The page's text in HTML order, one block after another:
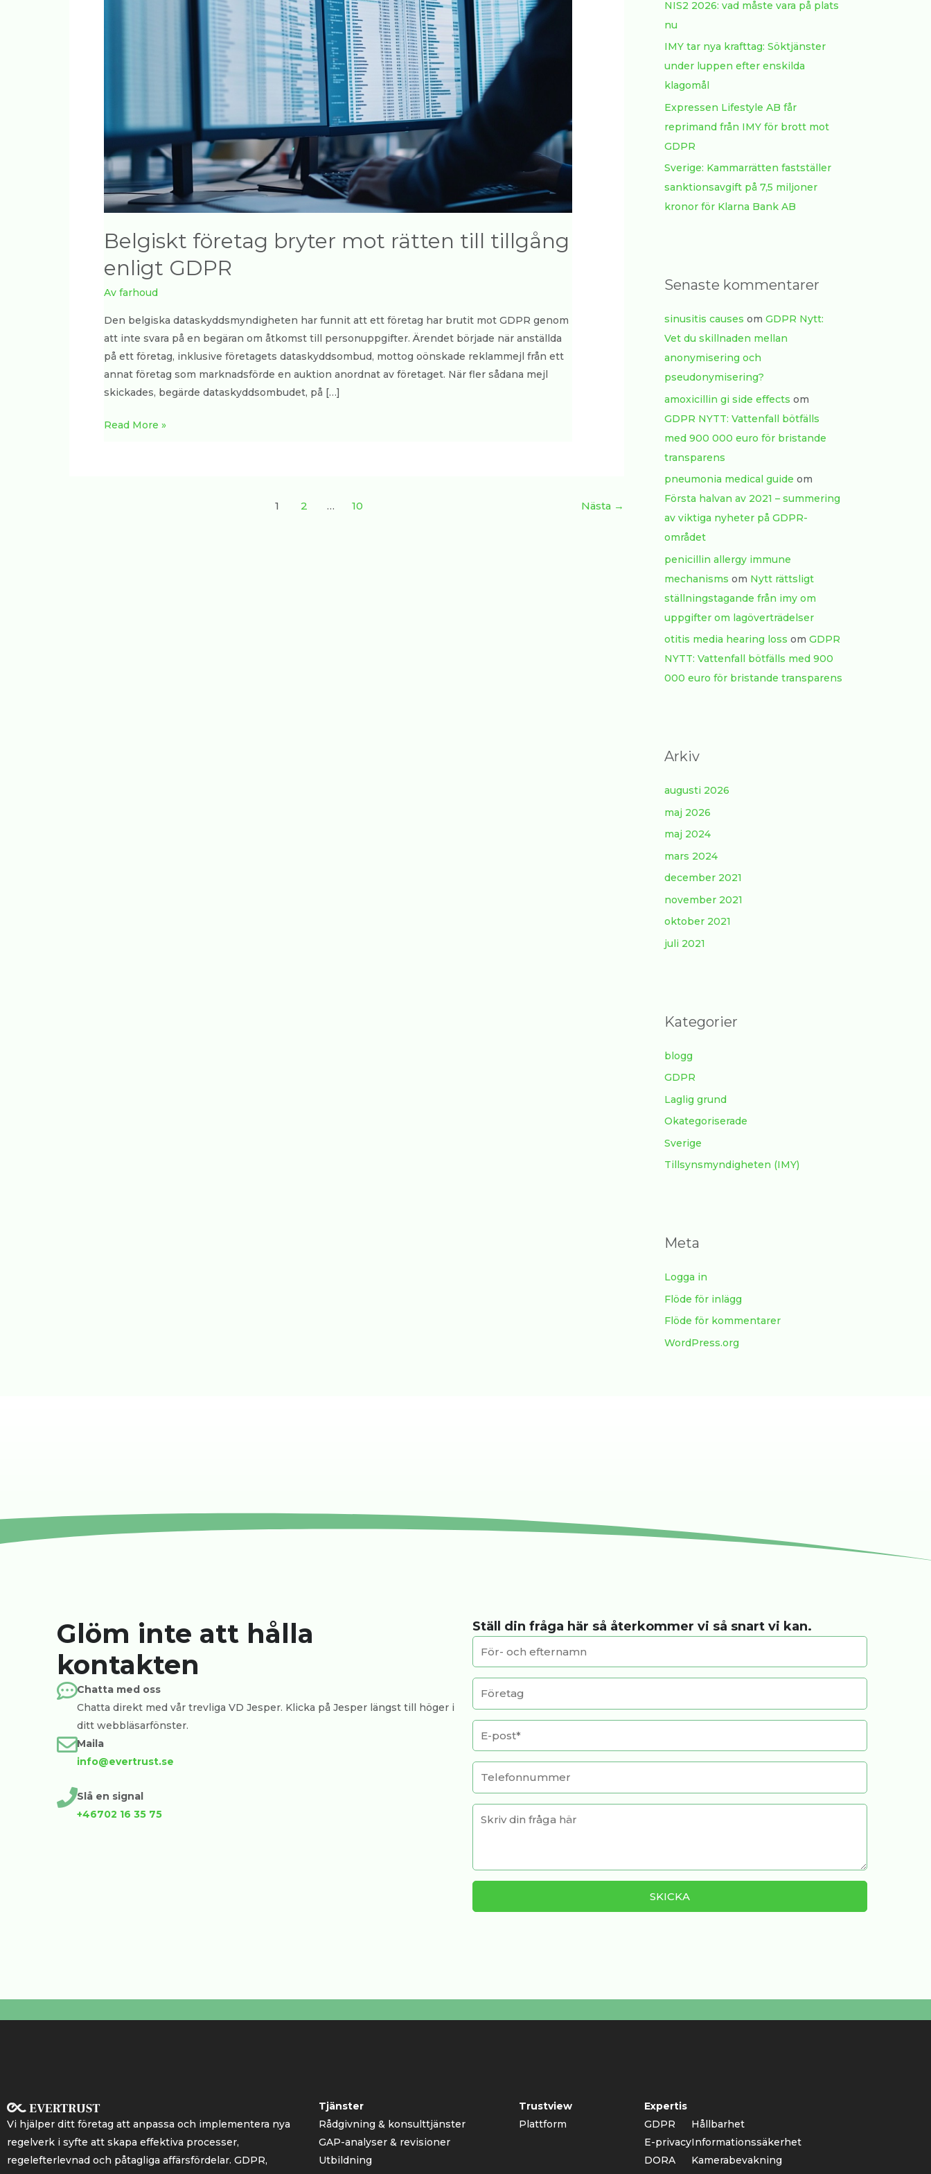
Belgiskt företag bryter mot rätten till tillgång
enligt GDPR
Av farhoud
Den belgiska dataskyddsmyndigheten har funnit att ett företag har brutit mot GDPR genom
att inte svara på en begäran om åtkomst till personuppgifter. Ärendet började när anställda
på ett företag, inklusive företagets dataskyddsombud, mottog oönskade reklammejl från ett
annat företag som marknadsförde en auktion anordnat av företaget. När fler sådana mejl
skickades, begärde dataskyddsombudet, på […]
Read More »
1 2 … 10 Nästa →
:NIS2 2026: vad måste vara på plats
nu
IMY tar nya krafttag: Söktjänster
under luppen efter enskilda
klagomål
Expressen Lifestyle AB får
reprimand från IMY för brott mot
GDPR
Sverige: Kammarrätten fastställer
sanktionsavgift på 7,5 miljoner
kronor för Klarna Bank AB
Senaste kommentarer
sinusitis causes om GDPR Nytt:
Vet du skillnaden mellan
anonymisering och
pseudonymisering?
amoxicillin gi side effects om
GDPR NYTT: Vattenfall bötfälls
med 900 000 euro för bristande
transparens
pneumonia medical guide om
Första halvan av 2021 – summering
av viktiga nyheter på GDPR-
området
penicillin allergy immune
mechanisms om Nytt rättsligt
ställningstagande från imy om
uppgifter om lagöverträdelser
otitis media hearing loss om GDPR
NYTT: Vattenfall bötfälls med 900
000 euro för bristande transparens
Arkiv
augusti 2026
maj 2026
maj 2024
mars 2024
december 2021
november 2021
oktober 2021
juli 2021
Kategorier
blogg
GDPR
Laglig grund
Okategoriserade
Sverige
Tillsynsmyndigheten (IMY)
Meta
Logga in
Flöde för inlägg
Flöde för kommentarer
WordPress.org
Glöm inte att hålla
kontakten
Chatta med oss
Chatta direkt med vår trevliga VD Jesper. Klicka på Jesper längst till höger i
ditt webbläsarfönster.
Maila
info@evertrust.se
Slå en signal
+46702 16 35 75
Ställ din fråga här så återkommer vi så snart vi kan.
Vi hjälper ditt företag att anpassa och implementera nya
regelverk i syfte att skapa effektiva processer,
regelefterlevnad och påtagliga affärsfördelar. GDPR,
Tjänster
Rådgivning & konsulttjänster
GAP-analyser & revisioner
Utbildning
Trustview
Plattform
Expertis
GDPR
E-privacy
DORA
Hållbarhet
Informationssäkerhet
Kamerabevakning